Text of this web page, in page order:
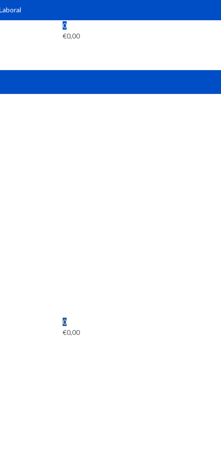
0
€0,00
0
€0,00